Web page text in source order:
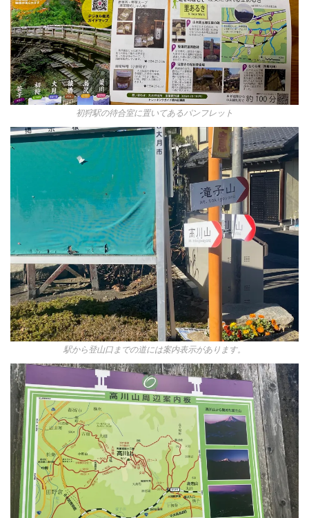
初狩駅の待合室に置いてあるパンフレット
駅から登山口までの道には案内表示があります。